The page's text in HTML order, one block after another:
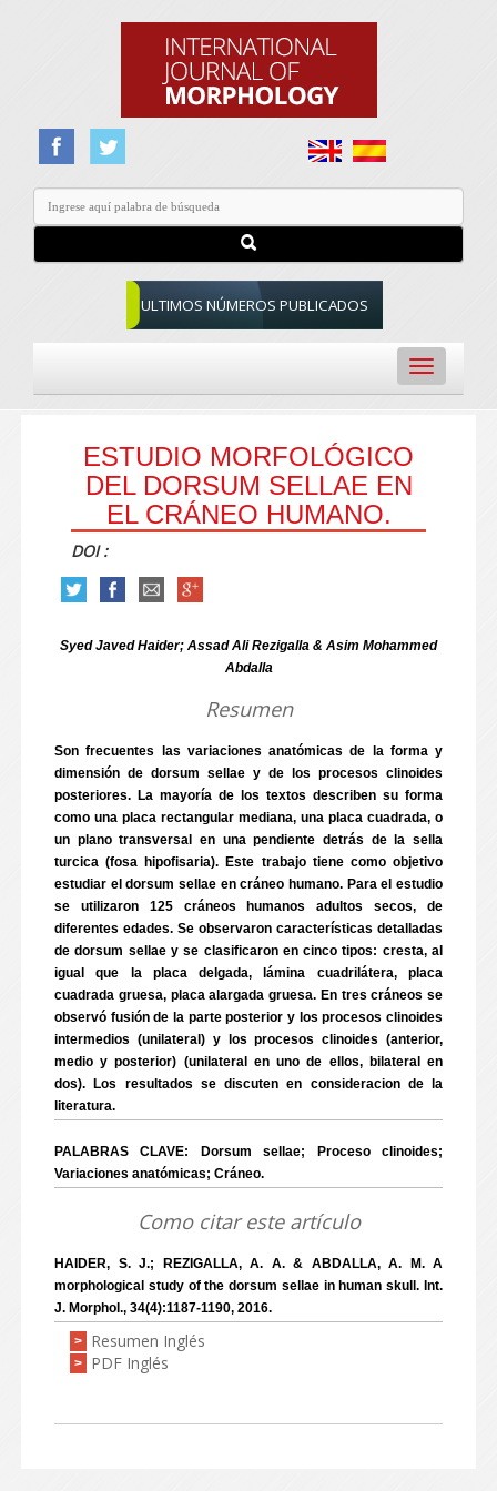
ULTIMOS NÚMEROS PUBLICADOS
Toggle
navigation
ESTUDIO MORFOLÓGICO
DEL DORSUM SELLAE EN
EL CRÁNEO HUMANO.
DOI :
Syed Javed Haider; Assad Ali Rezigalla & Asim Mohammed
Abdalla
Resumen
Son frecuentes las variaciones anatómicas de la forma y
dimensión de dorsum sellae y de los procesos clinoides
posteriores. La mayoría de los textos describen su forma
como una placa rectangular mediana, una placa cuadrada, o
un plano transversal en una pendiente detrás de la sella
turcica (fosa hipofisaria). Este trabajo tiene como objetivo
estudiar el dorsum sellae en cráneo humano. Para el estudio
se utilizaron 125 cráneos humanos adultos secos, de
diferentes edades. Se observaron características detalladas
de dorsum sellae y se clasificaron en cinco tipos: cresta, al
igual que la placa delgada, lámina cuadrilátera, placa
cuadrada gruesa, placa alargada gruesa. En tres cráneos se
observó fusión de la parte posterior y los procesos clinoides
intermedios (unilateral) y los procesos clinoides (anterior,
medio y posterior) (unilateral en uno de ellos, bilateral en
dos). Los resultados se discuten en consideracion de la
literatura.
PALABRAS CLAVE: Dorsum sellae; Proceso clinoides;
Variaciones anatómicas; Cráneo.
Como citar este artículo
HAIDER, S. J.; REZIGALLA, A. A. & ABDALLA, A. M. A
morphological study of the dorsum sellae in human skull. Int.
J. Morphol., 34(4):1187-1190, 2016.
> Resumen Inglés
> PDF Inglés